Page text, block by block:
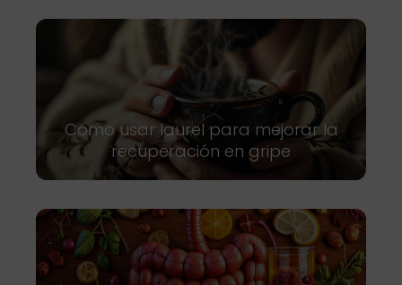
Cómo usar laurel para mejorar la
recuperación en gripe